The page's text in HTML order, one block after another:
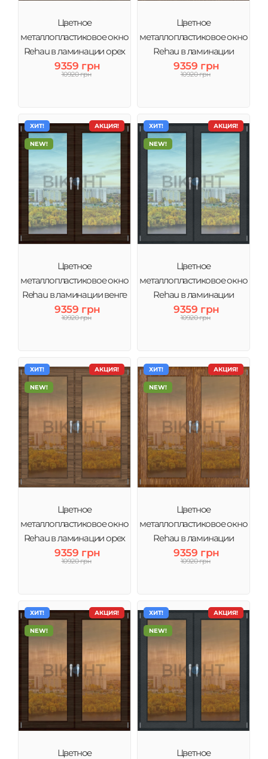
Цветное
металлопластиковое окно
Rehau в ламинации орех
тонировка зеркало
9359 грн
10920 грн
Цветное
металлопластиковое окно
Rehau в ламинации
золотой дуб тонировка
зеркало
9359 грн
10920 грн
АКЦИЯ!
ХИТ!
NEW!
Цветное
металлопластиковое окно
Rehau в ламинации венге
тонировка зеркало
9359 грн
10920 грн
АКЦИЯ!
ХИТ!
NEW!
Цветное
металлопластиковое окно
Rehau в ламинации
Антрацит тонировка
зеркало
9359 грн
10920 грн
АКЦИЯ!
ХИТ!
NEW!
Цветное
металлопластиковое окно
Rehau в ламинации орех
тонировка бронза
9359 грн
10920 грн
АКЦИЯ!
ХИТ!
NEW!
Цветное
металлопластиковое окно
Rehau в ламинации
золотой дуб тонировка
бронза
9359 грн
10920 грн
АКЦИЯ!
ХИТ!
NEW!
Цветное
АКЦИЯ!
ХИТ!
NEW!
Цветное